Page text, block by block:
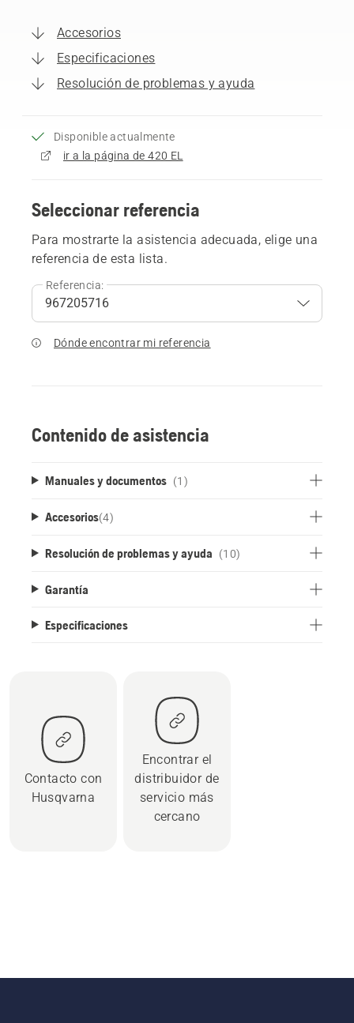
Accesorios
Especificaciones
Resolución de problemas y ayuda
Disponible actualmente
ir a la página de 420 EL
Seleccionar referencia
Para mostrarte la asistencia adecuada, elige una
referencia de esta lista.
Referencia:
Dónde encontrar mi referencia
Contenido de asistencia
Manuales y documentos (1)
Accesorios(4)
Resolución de problemas y ayuda (10)
Garantía
Especificaciones
Contacto con
Husqvarna
Encontrar el
distribuidor de
servicio más
cercano